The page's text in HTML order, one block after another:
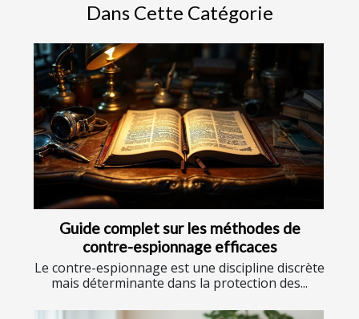
Dans Cette Catégorie
Guide complet sur les méthodes de
contre-espionnage efficaces
Le contre-espionnage est une discipline discrète
mais déterminante dans la protection des...